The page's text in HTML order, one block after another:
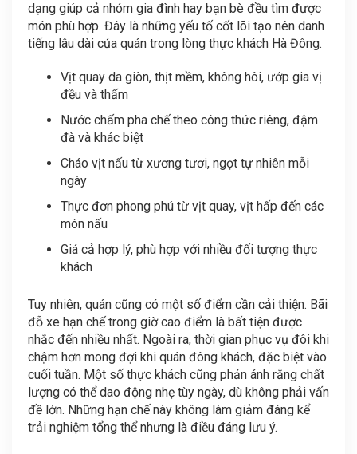
dạng giúp cả nhóm gia đình hay bạn bè đều tìm được
món phù hợp. Đây là những yếu tố cốt lõi tạo nên danh
tiếng lâu dài của quán trong lòng thực khách Hà Đông.
Vịt quay da giòn, thịt mềm, không hôi, ướp gia vị
đều và thấm
Nước chấm pha chế theo công thức riêng, đậm
đà và khác biệt
Cháo vịt nấu từ xương tươi, ngọt tự nhiên mỗi
ngày
Thực đơn phong phú từ vịt quay, vịt hấp đến các
món nấu
Giá cả hợp lý, phù hợp với nhiều đối tượng thực
khách
Tuy nhiên, quán cũng có một số điểm cần cải thiện. Bãi
đỗ xe hạn chế trong giờ cao điểm là bất tiện được
nhắc đến nhiều nhất. Ngoài ra, thời gian phục vụ đôi khi
chậm hơn mong đợi khi quán đông khách, đặc biệt vào
cuối tuần. Một số thực khách cũng phản ánh rằng chất
lượng có thể dao động nhẹ tùy ngày, dù không phải vấn
đề lớn. Những hạn chế này không làm giảm đáng kể
trải nghiệm tổng thể nhưng là điều đáng lưu ý.